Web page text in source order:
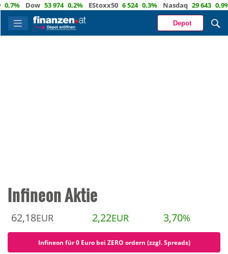
Dow 53 974 0,2% EStoxx50 6 524 0,3% Nasdaq 29 643 0,9%
Depot
Infineon Aktie
62,18EUR 2,22EUR 3,70%
Infineon für 0 Euro bei ZERO ordern (zzgl. Spreads)